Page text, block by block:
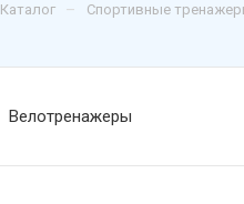
Каталог – Спортивные
Велотренажеры